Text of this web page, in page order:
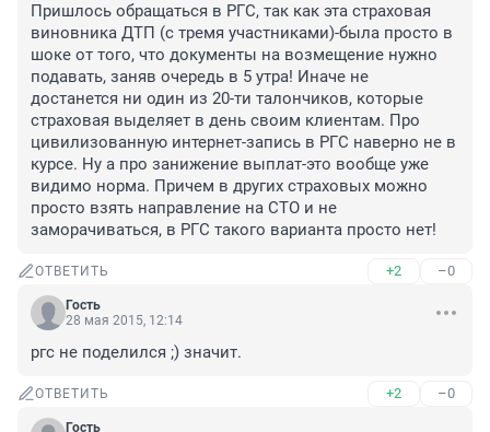
Пришлось обращаться в РГС, так как эта страховая
виновника ДТП (с тремя участниками)-была просто в
шоке от того, что документы на возмещение нужно
подавать, заняв очередь в 5 утра! Иначе не
достанется ни один из 20-ти талончиков, которые
страховая выделяет в день своим клиентам. Про
цивилизованную интернет-запись в РГС наверно не в
курсе. Ну а про занижение выплат-это вообще уже
видимо норма. Причем в других страховых можно
просто взять направление на СТО и не
заморачиваться, в РГС такого варианта просто нет!
ОТВЕТИТЬ +2 –0
Гость
28 мая 2015, 12:14
ргс не поделился ;) значит.
ОТВЕТИТЬ +2 –0
Гость